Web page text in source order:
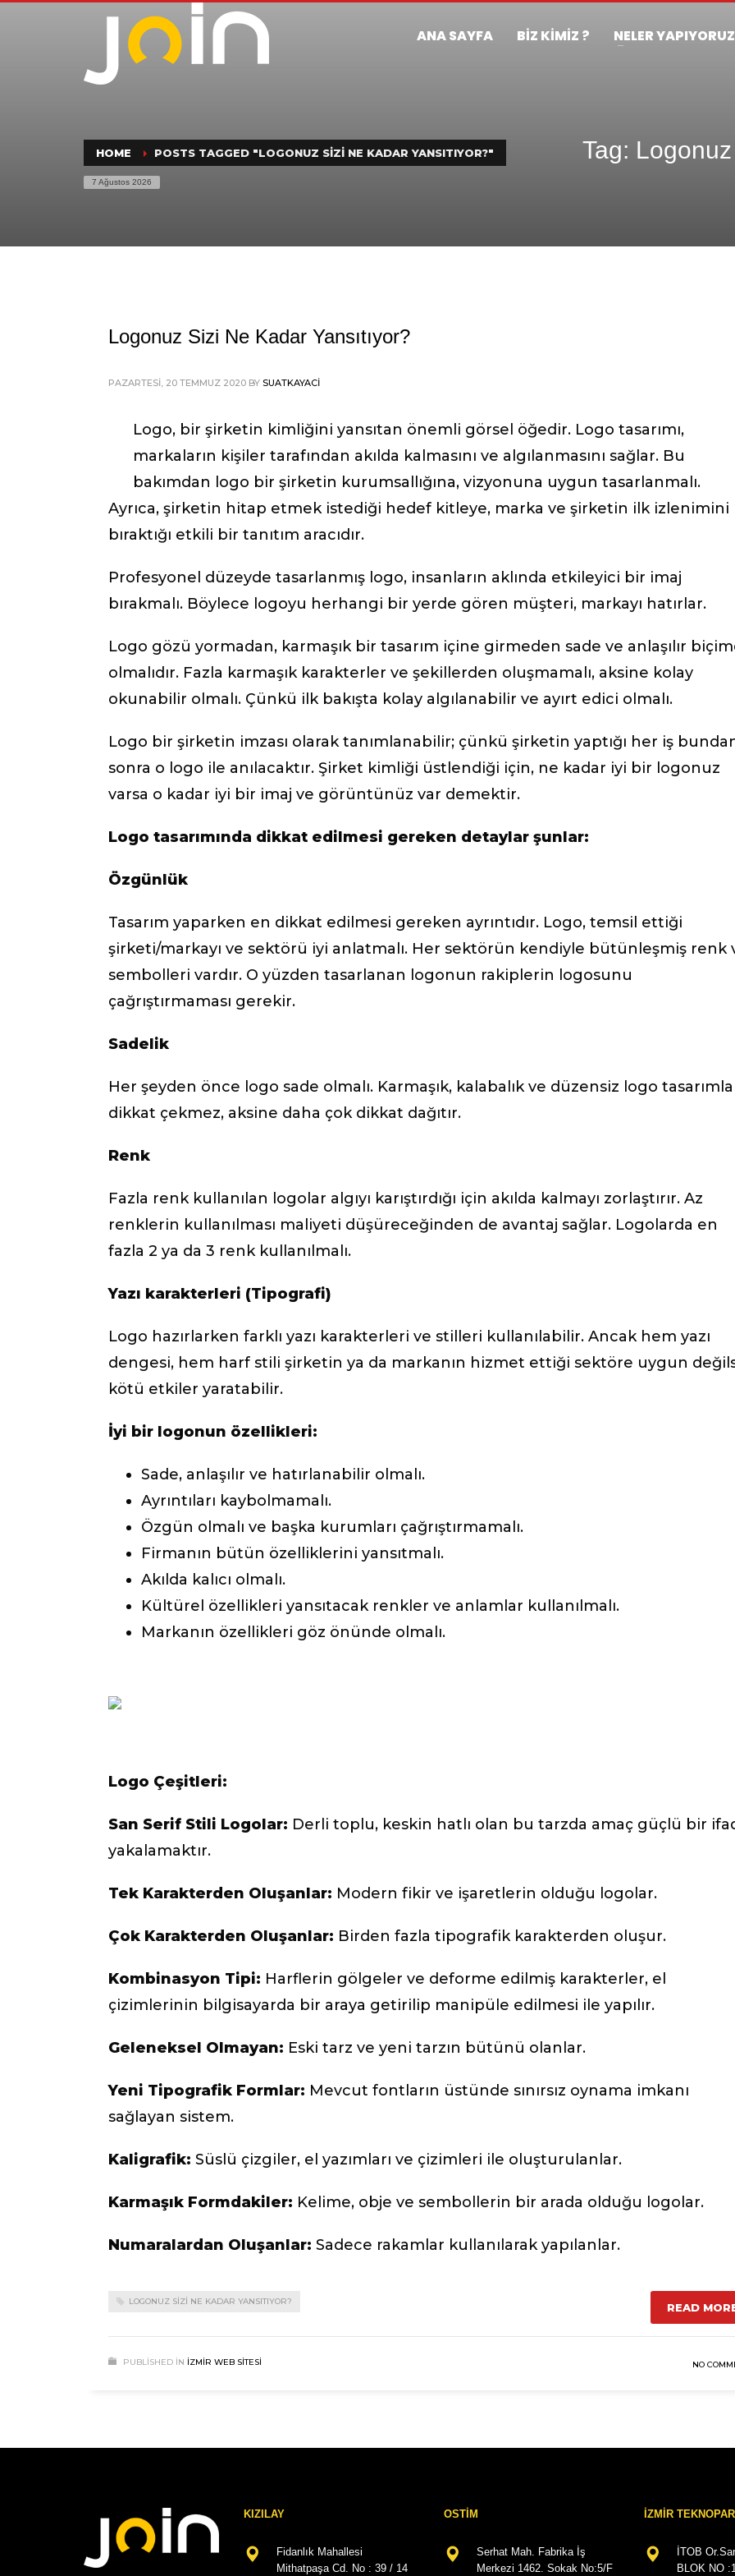
ANA SAYFA BİZ KİMİZ ? NELER
HOME POSTS TAGGED "LOGONUZ SIZI NE KADAR YANSITIYOR?"
7 Ağustos 2026
Tag:
Logonuz Sizi Ne Kadar Yansıtıyor?
PAZARTESI, 20 TEMMUZ 2020 BY SUATKAYACI
Logo, bir şirketin kimliğini yansıtan önemli görsel öğedir. Logo tasarımı,
markaların kişiler tarafından akılda kalmasını ve algılanmasını sağlar. Bu
bakımdan logo bir şirketin kurumsallığına, vizyonuna uygun tasarlanmalı.
Ayrıca, şirketin hitap etmek istediği hedef kitleye, marka ve şirketin ilk izlenimini
bıraktığı etkili bir tanıtım aracıdır.
Profesyonel düzeyde tasarlanmış logo, insanların aklında etkileyici bir imaj
bırakmalı. Böylece logoyu herhangi bir yerde gören müşteri, markayı hatırlar.
Logo gözü yormadan, karmaşık bir tasarım içine girmeden sade ve anlaşılır
olmalıdır. Fazla karmaşık karakterler ve şekillerden oluşmamalı, aksine kolay
okunabilir olmalı. Çünkü ilk bakışta kolay algılanabilir ve ayırt edici olmalı.
Logo bir şirketin imzası olarak tanımlanabilir; çünkü şirketin yaptığı her iş
sonra o logo ile anılacaktır. Şirket kimliği üstlendiği için, ne kadar iyi bir logonuz
varsa o kadar iyi bir imaj ve görüntünüz var demektir.
Logo tasarımında dikkat edilmesi gereken detaylar şunlar:
Özgünlük
Tasarım yaparken en dikkat edilmesi gereken ayrıntıdır. Logo, temsil ettiği
şirketi/markayı ve sektörü iyi anlatmalı. Her sektörün kendiyle bütünleşmiş renk
sembolleri vardır. O yüzden tasarlanan logonun rakiplerin logosunu
çağrıştırmaması gerekir.
Sadelik
Her şeyden önce logo sade olmalı. Karmaşık, kalabalık ve düzensiz logo
dikkat çekmez, aksine daha çok dikkat dağıtır.
Renk
Fazla renk kullanılan logolar algıyı karıştırdığı için akılda kalmayı zorlaştırır. Az
renklerin kullanılması maliyeti düşüreceğinden de avantaj sağlar. Logolarda en
fazla 2 ya da 3 renk kullanılmalı.
Yazı karakterleri (Tipografi)
Logo hazırlarken farklı yazı karakterleri ve stilleri kullanılabilir. Ancak hem yazı
dengesi, hem harf stili şirketin ya da markanın hizmet ettiği sektöre uygun
kötü etkiler yaratabilir.
İyi bir logonun özellikleri:
Sade, anlaşılır ve hatırlanabilir olmalı.
Ayrıntıları kaybolmamalı.
Özgün olmalı ve başka kurumları çağrıştırmamalı.
Firmanın bütün özelliklerini yansıtmalı.
Akılda kalıcı olmalı.
Kültürel özellikleri yansıtacak renkler ve anlamlar kullanılmalı.
Markanın özellikleri göz önünde olmalı.
Logo Çeşitleri:
San Serif Stili Logolar: Derli toplu, keskin hatlı olan bu tarzda amaç güçlü bir
yakalamaktır.
Tek Karakterden Oluşanlar: Modern fikir ve işaretlerin olduğu logolar.
Çok Karakterden Oluşanlar: Birden fazla tipografik karakterden oluşur.
Kombinasyon Tipi: Harflerin gölgeler ve deforme edilmiş karakterler, el
çizimlerinin bilgisayarda bir araya getirilip manipüle edilmesi ile yapılır.
Geleneksel Olmayan: Eski tarz ve yeni tarzın bütünü olanlar.
Yeni Tipografik Formlar: Mevcut fontların üstünde sınırsız oynama imkanı
sağlayan sistem.
Kaligrafik: Süslü çizgiler, el yazımları ve çizimleri ile oluşturulanlar.
Karmaşık Formdakiler: Kelime, obje ve sembollerin bir arada olduğu logolar.
Numaralardan Oluşanlar: Sadece rakamlar kullanılarak yapılanlar.
LOGONUZ SIZI NE KADAR YANSITIYOR? READ
PUBLISHED IN İZMIR WEB SITESI NO
KIZILAY
Fidanlık Mahallesi
Mithatpaşa Cd. No : 39 / 14
OSTİM
Serhat Mah. Fabrika İş
Merkezi 1462. Sokak No:5/F
İZMİR
İTOB
BLOK NO